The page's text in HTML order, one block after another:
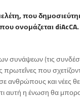
που
ονομάζεται
συνάψεων (τις
πρωτεΐνες που
ανθρώπους και νέες
αυτή η ένωση θα